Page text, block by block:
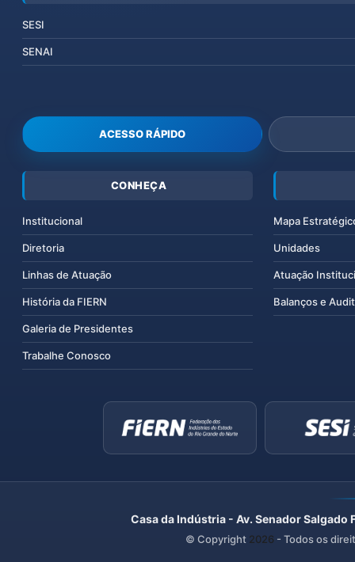
SESI
SENAI
ACESSO RÁPIDO
CONHEÇA
Institucional
Diretoria
Linhas de Atuação
História da FIERN
Galeria de Presidentes
Trabalhe Conosco
Mapa
Unidades
Atuação
Balanços e
Casa da Indústria - Av. Senador
© Copyright 2026 - Todos os